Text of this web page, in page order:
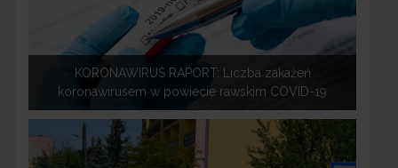
KORONAWIRUS RAPORT: Liczba zakażeń
koronawirusem w powiecie rawskim COVID-19